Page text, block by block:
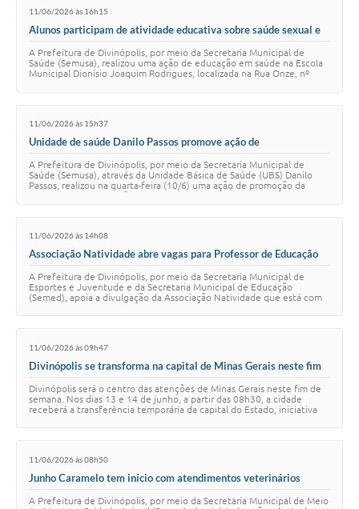
11/06/2026 às 16h15
Alunos participam de atividade educativa sobre saúde sexual e
Rodrigues
A Prefeitura de Divinópolis, por meio da Secretaria Municipal de
Saúde (Semusa), realizou uma ação de educação em saúde na Escola
Municipal Dionísio Joaquim Rodrigues, localizada na Rua Onze, nº
11/06/2026 às 15h37
Unidade de saúde Danilo Passos promove ação de
A Prefeitura de Divinópolis, por meio da Secretaria Municipal de
Saúde (Semusa), através da Unidade Básica de Saúde (UBS) Danilo
Passos, realizou na quarta-feira (10/6) uma ação de promoção da
11/06/2026 às 14h08
Associação Natividade abre vagas para Professor de Educação
A Prefeitura de Divinópolis, por meio da Secretaria Municipal de
Esportes e Juventude e da Secretaria Municipal de Educação
(Semed), apoia a divulgação da Associação Natividade que está com
11/06/2026 às 09h47
Divinópolis se transforma na capital de Minas Gerais neste fim
Divinópolis será o centro das atenções de Minas Gerais neste fim de
semana. Nos dias 13 e 14 de junho, a partir das 08h30, a cidade
receberá a transferência temporária da capital do Estado, iniciativa
11/06/2026 às 08h50
Junho Caramelo tem início com atendimentos veterinários
A Prefeitura de Divinópolis, por meio da Secretaria Municipal de Meio